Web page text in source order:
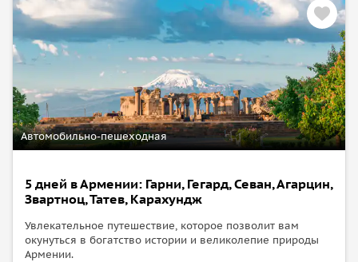
Автомобильно-пешеходная
5 дней в Армении: Гарни, Гегард, Севан, Агарцин,
Звартноц, Татев, Карахундж
Увлекательное путешествие, которое позволит вам
окунуться в богатство истории и великолепие природы
Армении.